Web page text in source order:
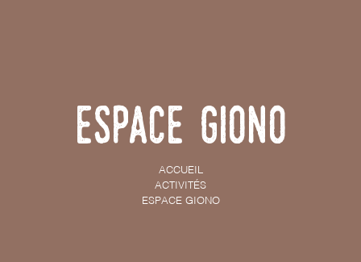
Espace Giono
ACCUEIL
ACTIVITÉS
ESPACE GIONO